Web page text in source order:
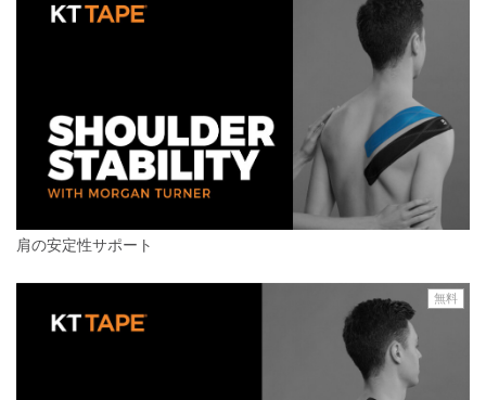
肩の安定性サポート
無料